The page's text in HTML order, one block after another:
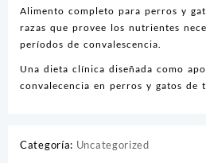
Alimento completo para perros y
razas que provee los nutrientes
períodos de convalescencia.
Una dieta clínica diseñada como
convalecencia en perros y gatos de
Categoría: Uncategorized